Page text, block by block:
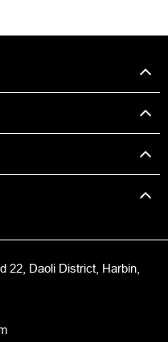
22, Daoli District, Harbin,